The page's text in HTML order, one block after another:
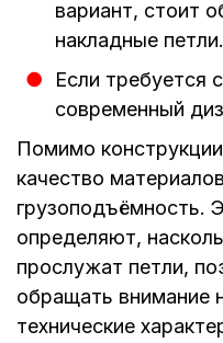
вариант, стоит
накладные петли.
Если требуется
современный
Помимо
качество
грузоподъёмность.
определяют,
прослужат петли,
обращать внимание
технические